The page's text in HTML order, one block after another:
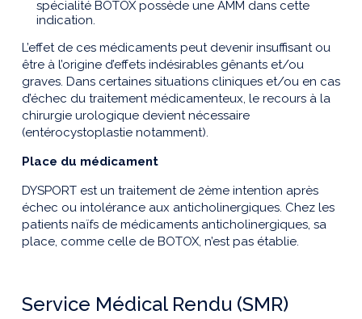
spécialité BOTOX possède une AMM dans cette
indication.
L’effet de ces médicaments peut devenir insuffisant ou
être à l’origine d’effets indésirables gênants et/ou
graves. Dans certaines situations cliniques et/ou en cas
d’échec du traitement médicamenteux, le recours à la
chirurgie urologique devient nécessaire
(entérocystoplastie notamment).
Place du médicament
DYSPORT est un traitement de 2ème intention après
échec ou intolérance aux anticholinergiques. Chez les
patients naïfs de médicaments anticholinergiques, sa
place, comme celle de BOTOX, n’est pas établie.
Service Médical Rendu (SMR)